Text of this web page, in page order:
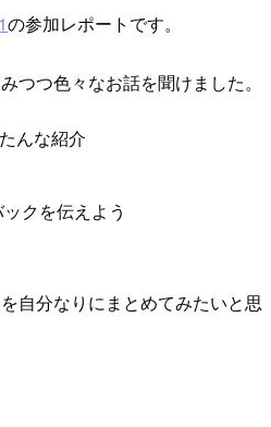
の参加レポートです。
つつ色々なお話を聞けました。
んな紹介
クを伝えよう
自分なりにまとめてみたいと思